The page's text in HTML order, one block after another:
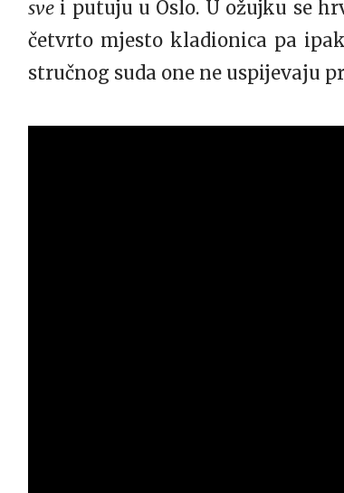
sve i putuju u Oslo. U ožujku se
četvrto mjesto kladionica pa
stručnog suda one ne uspijevaju